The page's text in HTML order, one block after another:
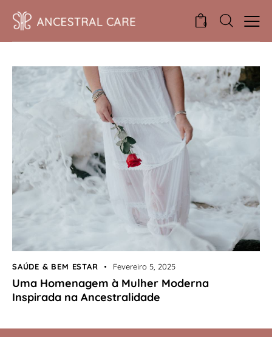
0
SAÚDE & BEM ESTAR Fevereiro 5, 2025
Uma Homenagem à Mulher Moderna
Inspirada na Ancestralidade